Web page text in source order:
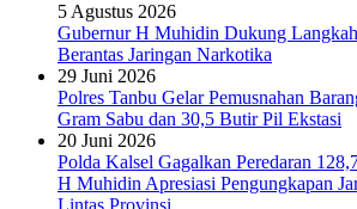
5 Agustus 2026
Gubernur H Muhidin Dukung
Berantas Jaringan Narkotika
29 Juni 2026
Polres Tanbu Gelar Pemusnahan
Gram Sabu dan 30,5 Butir Pil Ekstasi
20 Juni 2026
Polda Kalsel Gagalkan Peredaran
H Muhidin Apresiasi Pengungkapan